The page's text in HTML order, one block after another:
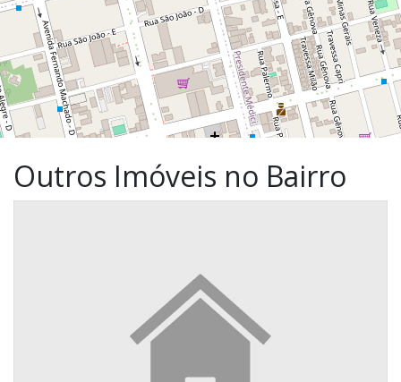
Outros Imóveis no Bairro